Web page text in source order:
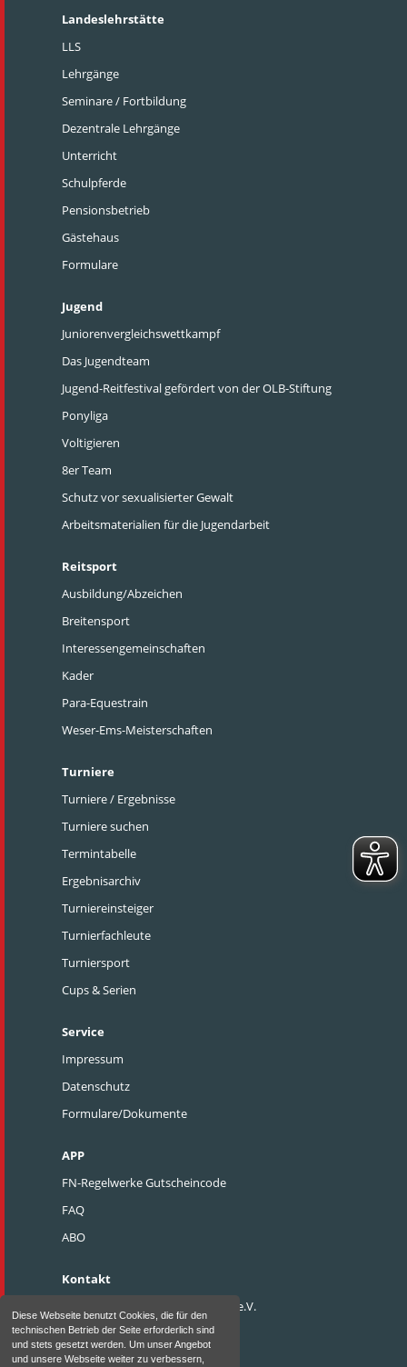
Diese Webseite benutzt Cookies, die für den
technischen Betrieb der Seite erforderlich sind
und stets gesetzt werden. Um unser Angebot
und unsere Webseite weiter zu verbessern,
Landeslehrstätte
LLS
Lehrgänge
Seminare / Fortbildung
Dezentrale Lehrgänge
Unterricht
Schulpferde
Pensionsbetrieb
Gästehaus
Formulare
Jugend
Juniorenvergleichswettkampf
Das Jugendteam
Jugend-Reitfestival gefördert von der OLB-Stiftung
Ponyliga
Voltigieren
8er Team
Schutz vor sexualisierter Gewalt
Arbeitsmaterialien für die Jugendarbeit
Reitsport
Ausbildung/Abzeichen
Breitensport
Interessengemeinschaften
Kader
Para-Equestrain
Weser-Ems-Meisterschaften
Turniere
Turniere / Ergebnisse
Turniere suchen
Termintabelle
Ergebnisarchiv
Turniereinsteiger
Turnierfachleute
Turniersport
Cups & Serien
Service
Impressum
Datenschutz
Formulare/Dokumente
APP
FN-Regelwerke Gutscheincode
FAQ
ABO
Kontakt
Pferdesportverband Weser-Ems e.V.
Heidewinkel 8
D - 49377 Vechta